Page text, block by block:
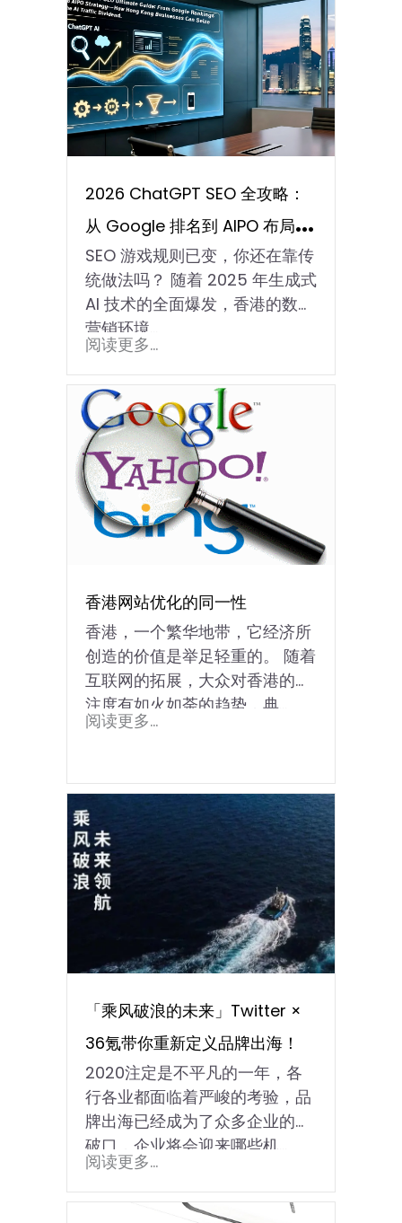
2026 ChatGPT SEO 全攻略：
从 Google 排名到 AIPO 布局，
香港企业如何抢占 AI 流量红
利？
SEO 游戏规则已变，你还在靠传
统做法吗？ 随着 2025 年生成式
AI 技术的全面爆发，香港的数码
营销环境…
阅读更多...
香港网站优化的同一性
香港，一个繁华地带，它经济所
创造的价值是举足轻重的。 随着
互联网的拓展，大众对香港的关
注度有如火如荼的趋势，典...
阅读更多...
「乘风破浪的未来」Twitter ×
36氪带你重新定义品牌出海！
2020注定是不平凡的一年，各
行各业都面临着严峻的考验，品
牌出海已经成为了众多企业的突
破口，企业将会迎来哪些机...
阅读更多...